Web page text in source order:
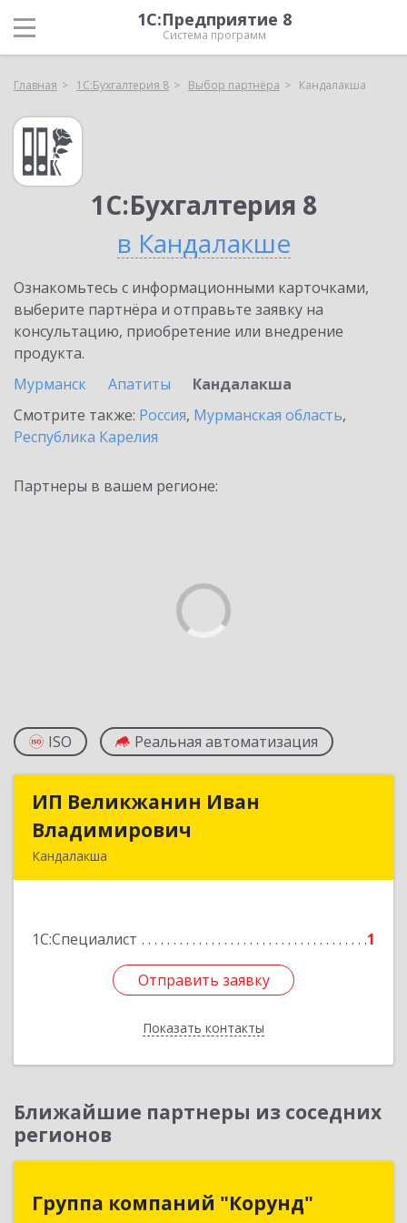
1С:Предприятие 8
Система программ
Главная 1С:Бухгалтерия 8 Выбор партнёра Кандалакша
1С:Бухгалтерия 8
в Кандалакше
Ознакомьтесь с информационными карточками,
выберите партнёра и отправьте заявку на
консультацию, приобретение или внедрение
продукта.
Мурманск
Апатиты
Кандалакша
Смотрите также: Россия, Мурманская область,
Республика Карелия
Партнеры в вашем регионе:
ISO Реальная автоматизация
ИП Великжанин Иван
Владимирович
Кандалакша
1С:Специалист 1
Отправить заявку
Показать контакты
ИП Великжанин Иван
Подробнее
Отправить заявку
Назад
Ближайшие партнеры из соседних
регионов
Группа компаний "Корунд"
Группа компаний "Корунд"